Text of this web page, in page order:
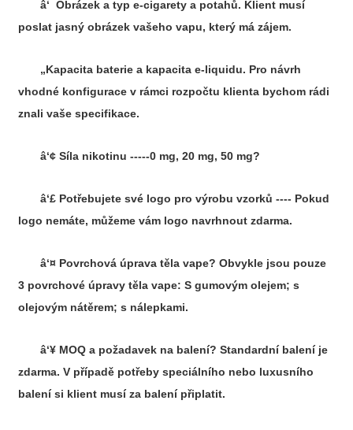
â‘ Obrázek a typ e-cigarety a potahů. Klient musí
poslat jasný obrázek vašeho vapu, který má zájem.
„Kapacita baterie a kapacita e-liquidu. Pro návrh
vhodné konfigurace v rámci rozpočtu klienta bychom rádi
znali vaše specifikace.
â‘¢ Síla nikotinu -----0 mg, 20 mg, 50 mg?
â‘£ Potřebujete své logo pro výrobu vzorků ---- Pokud
logo nemáte, můžeme vám logo navrhnout zdarma.
â‘¤ Povrchová úprava těla vape? Obvykle jsou pouze
3 povrchové úpravy těla vape: S gumovým olejem; s
olejovým nátěrem; s nálepkami.
â‘¥ MOQ a požadavek na balení? Standardní balení je
zdarma. V případě potřeby speciálního nebo luxusního
balení si klient musí za balení připlatit.